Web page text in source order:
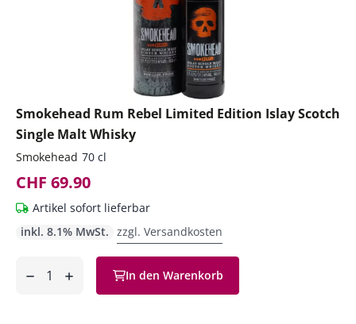
Smokehead Rum Rebel Limited Edition Islay Scotch
Single Malt Whisky
Smokehead 70 cl
CHF 69.90
Artikel sofort lieferbar
inkl. 8.1% MwSt. zzgl. Versandkosten
In den Warenkorb